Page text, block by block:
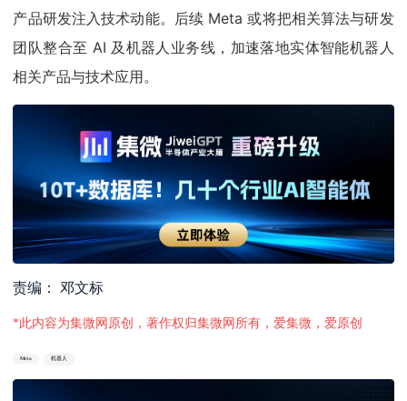
产品研发注入技术动能。后续 Meta 或将把相关算法与研发
团队整合至 AI 及机器人业务线，加速落地实体智能机器人
相关产品与技术应用。
责编： 邓文标
*此内容为集微网原创，著作权归集微网所有，爱集微，爱原创
Meta 机器人